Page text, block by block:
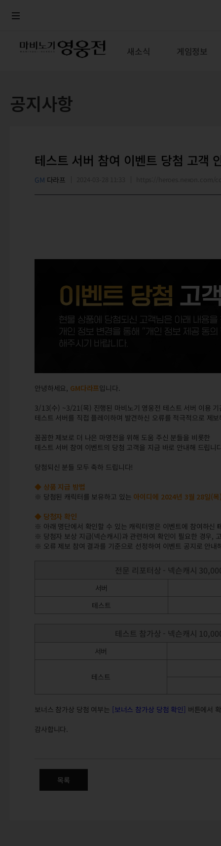
새소식 게임정보
공지사항
테스트 서버 참여 이벤트 당첨 고객
GM 다라프
안녕하세요, GM다라프입니다.
3/13(수) ~3/21(목) 진행된 마비노기 영웅전 테스트 서버 이용 기
테스트 서버를 직접 플레이하며 발견하신 오류를 적극적으로 제
꼼꼼한 제보로 더 나은 마영전을 위해 도움 주신 분들을 비롯한
테스트 서버 참여 이벤트의 당첨 고객을 지금 바로 안내해 드립니
당첨되신 분들 모두 축하 드립니다!
◆ 상품 지급 방법
※ 당첨된 캐릭터를 보유하고 있는 아이디에 2024년 3월 28일(
◆ 당첨자 확인
※ 아래 명단에서 확인할 수 있는 캐릭터명은 이벤트에 참여하신
※ 당첨자 보상 지급(넥슨캐시)과 관련하여 확인이 필요한 경우,
※ 오류 제보 참여 결과를 기준으로 선정하여 이벤트 공지로 안내
전문 리포터상 - 넥슨캐시
서버
테스트
테스트 참가상 - 넥슨캐시
서버
테스트
보너스 참가상 당첨 여부는 [보너스 참가상 당첨 확인] 버튼에서
감사합니다.
목록